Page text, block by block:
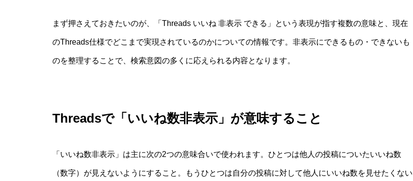
まず押さえておきたいのが、「Threads いいね 非表示 できる」という表現が指す複数の意味と、現在
のThreads仕様でどこまで実現されているのかについての情報です。非表示にできるもの・できないも
のを整理することで、検索意図の多くに応えられる内容となります。
Threadsで「いいね数非表示」が意味すること
「いいね数非表示」は主に次の2つの意味合いで使われます。ひとつは他人の投稿についたいいね数
（数字）が見えないようにすること。もうひとつは自分の投稿に対して他人にいいね数を見せたくない